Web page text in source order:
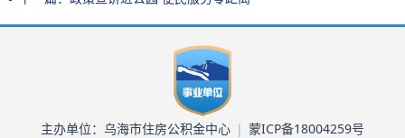
主办单位：乌海市住房公积金中心 | 蒙ICP备18004259号